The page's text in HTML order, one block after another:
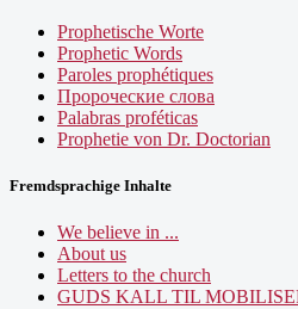
Prophetische Worte
Prophetic Words
Paroles prophétiques
Пророческие слова
Palabras proféticas
Prophetie von Dr. Doctorian
Fremdsprachige Inhalte
We believe in ...
About us
Letters to the church
GUDS KALL TIL